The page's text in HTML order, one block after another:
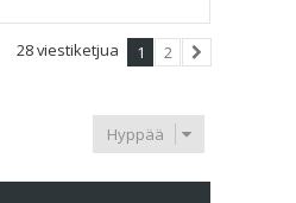
28 viestiketjua 1
2
Hyppää